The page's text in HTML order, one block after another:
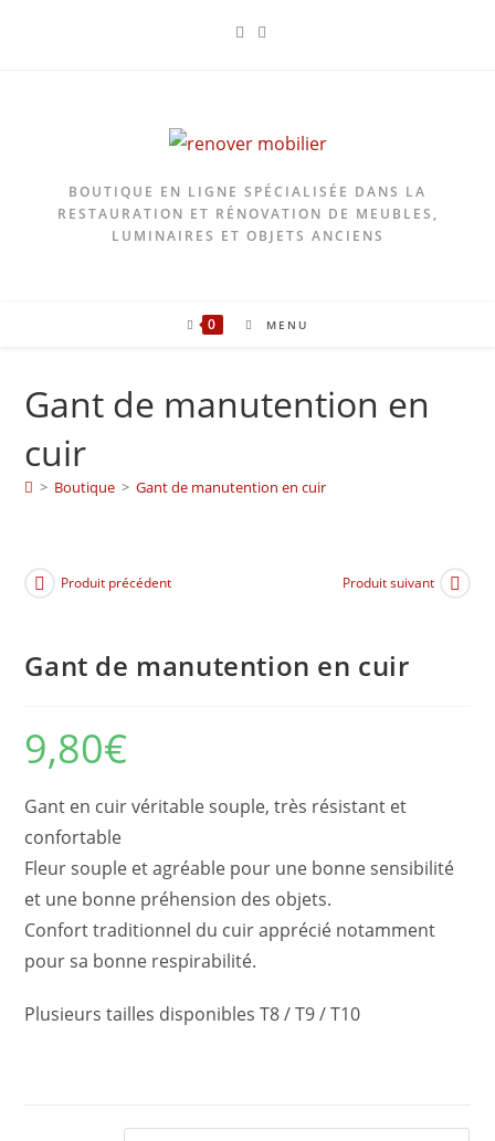
BOUTIQUE EN LIGNE SPÉCIALISÉE DANS LA
RESTAURATION ET RÉNOVATION DE MEUBLES,
LUMINAIRES ET OBJETS ANCIENS
0 MENU
Gant de manutention en
cuir
> Boutique > Gant de manutention en cuir
Produit précédent Produit suivant
Gant de manutention en cuir
9,80€
Gant en cuir véritable souple, très résistant et
confortable
Fleur souple et agréable pour une bonne sensibilité
et une bonne préhension des objets.
Confort traditionnel du cuir apprécié notamment
pour sa bonne respirabilité.
Plusieurs tailles disponibles T8 / T9 / T10